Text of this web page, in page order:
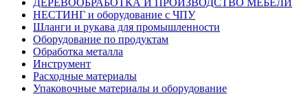
ДЕРЕВООБРАБОТКА И ПРОИЗВОДСТВО МЕБЕЛИ
НЕСТИНГ и оборудование с ЧПУ
Шланги и рукава для промышленности
Оборудование по продуктам
Обработка металла
Инструмент
Расходные материалы
Упаковочные материалы и оборудование